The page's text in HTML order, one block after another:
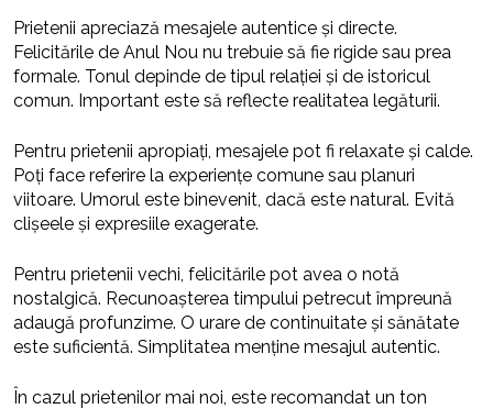
Prietenii apreciază mesajele autentice și directe.
Felicitările de Anul Nou nu trebuie să fie rigide sau prea
formale. Tonul depinde de tipul relației și de istoricul
comun. Important este să reflecte realitatea legăturii.
Pentru prietenii apropiați, mesajele pot fi relaxate și calde.
Poți face referire la experiențe comune sau planuri
viitoare. Umorul este binevenit, dacă este natural. Evită
clișeele și expresiile exagerate.
Pentru prietenii vechi, felicitările pot avea o notă
nostalgică. Recunoașterea timpului petrecut împreună
adaugă profunzime. O urare de continuitate și sănătate
este suficientă. Simplitatea menține mesajul autentic.
În cazul prietenilor mai noi, este recomandat un ton